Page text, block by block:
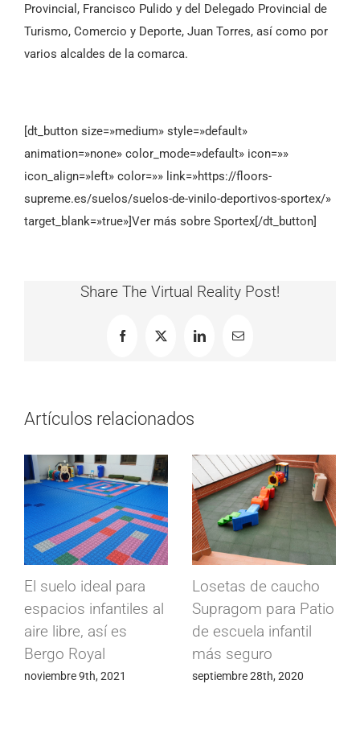
Provincial, Francisco Pulido y del Delegado Provincial de
Turismo, Comercio y Deporte, Juan Torres, así como por
varios alcaldes de la comarca.
[dt_button size=»medium» style=»default»
animation=»none» color_mode=»default» icon=»»
icon_align=»left» color=»» link=»https://floors-
supreme.es/suelos/suelos-de-vinilo-deportivos-sportex/»
target_blank=»true»]Ver más sobre Sportex[/dt_button]
Share The Virtual Reality Post!
Facebook
X LinkedInCorreo
Artículos relacionados
de caucho
para Patio
infantil
28th, 2020
Suelos conductivos
Conducta para
fábrica de
componentes
electrónicos
Losetas